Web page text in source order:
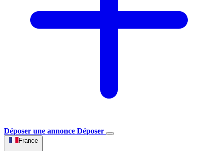
Déposer une annonce Déposer
France